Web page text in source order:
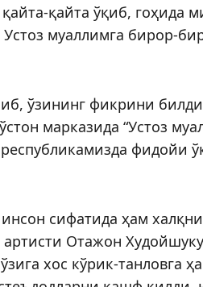
қайта ўқиб, гоҳида
муаллимга бирор-
ўзининг фикрини
марказида “Устоз
фидойи
сифатида ҳам
артисти Отажон
хос кўрик-танловга